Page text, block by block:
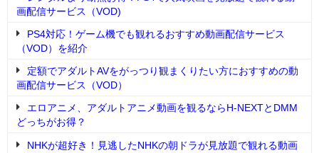
画配信サービス（VOD)
PS4対応！ゲーム機でも観れるおすすめ動画配信サービス
（VOD）を紹介
定額でアダルトAVをがっつり観まくりたい方におすすめの動
画配信サービス（VOD）
エロアニメ、アダルトアニメ動画を観るならH-NEXTとDMM
どっちがお得？
NHKが超好き！見逃したNHKの朝ドラが見放題で観れる動画